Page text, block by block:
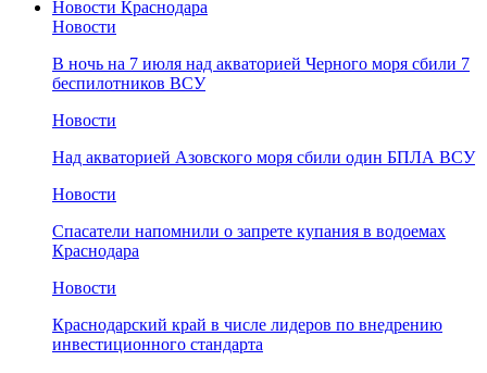
Новости Краснодара
Новости
В ночь на 7 июля над акваторией Черного моря сбили 7
беспилотников ВСУ
Новости
Над акваторией Азовского моря сбили один БПЛА ВСУ
Новости
Спасатели напомнили о запрете купания в водоемах
Краснодара
Новости
Краснодарский край в числе лидеров по внедрению
инвестиционного стандарта